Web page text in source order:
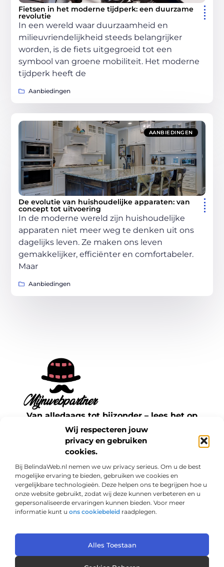
Wij respecteren jouw
privacy en gebruiken
cookies.
Bij BelindaWeb.nl nemen we uw privacy serieus. Om u de best
mogelijke ervaring te bieden, gebruiken we cookies en
vergelijkbare technologieën. Deze helpen ons te begrijpen hoe u
onze website gebruikt, zodat wij deze kunnen verbeteren en u
gepersonaliseerde ervaringen kunnen bieden. Voor meer
informatie kunt u ons cookiebeleid raadplegen.
Alles Toestaan
Fietsen in het moderne tijdperk: een duurzame
revolutie
In een wereld waar duurzaamheid en
milieuvriendelijkheid steeds belangrijker
worden, is de fiets uitgegroeid tot een
symbool van groene mobiliteit. Het moderne
tijdperk heeft de
Aanbiedingen
AANBIEDINGEN
De evolutie van huishoudelijke apparaten: van
concept tot uitvoering
In de moderne wereld zijn huishoudelijke
apparaten niet meer weg te denken uit ons
dagelijks leven. Ze maken ons leven
gemakkelijker, efficiënter en comfortabeler.
Maar
Aanbiedingen
Van alledaags tot bijzonder – lees het op
mijnwebpartner.nl.
Ontdek inspirerende blogs en artikelen over
alles wat het dagelijks leven te bieden heeft.
Bericht categorie
Onze informatie
@2025 www.mijnwebpartner.nl. All Right Reserved.